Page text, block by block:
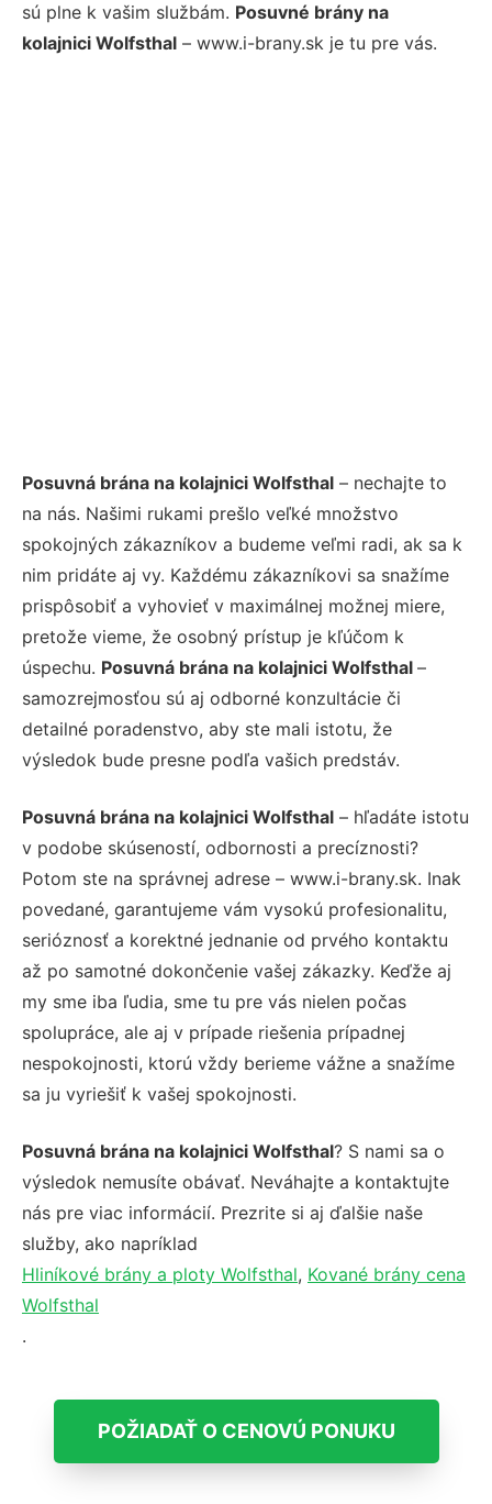
sú plne k vašim službám. Posuvné brány na
kolajnici Wolfsthal – www.i-brany.sk je tu pre vás.
Posuvná brána na kolajnici Wolfsthal – nechajte to
na nás. Našimi rukami prešlo veľké množstvo
spokojných zákazníkov a budeme veľmi radi, ak sa k
nim pridáte aj vy. Každému zákazníkovi sa snažíme
prispôsobiť a vyhovieť v maximálnej možnej miere,
pretože vieme, že osobný prístup je kľúčom k
úspechu. Posuvná brána na kolajnici Wolfsthal –
samozrejmosťou sú aj odborné konzultácie či
detailné poradenstvo, aby ste mali istotu, že
výsledok bude presne podľa vašich predstáv.
Posuvná brána na kolajnici Wolfsthal – hľadáte istotu
v podobe skúseností, odbornosti a precíznosti?
Potom ste na správnej adrese – www.i-brany.sk. Inak
povedané, garantujeme vám vysokú profesionalitu,
serióznosť a korektné jednanie od prvého kontaktu
až po samotné dokončenie vašej zákazky. Keďže aj
my sme iba ľudia, sme tu pre vás nielen počas
spolupráce, ale aj v prípade riešenia prípadnej
nespokojnosti, ktorú vždy berieme vážne a snažíme
sa ju vyriešiť k vašej spokojnosti.
Posuvná brána na kolajnici Wolfsthal? S nami sa o
výsledok nemusíte obávať. Neváhajte a kontaktujte
nás pre viac informácií. Prezrite si aj ďalšie naše
služby, ako napríklad
Hliníkové brány a ploty Wolfsthal, Kované brány cena
Wolfsthal
.
POŽIADAŤ O CENOVÚ PONUKU